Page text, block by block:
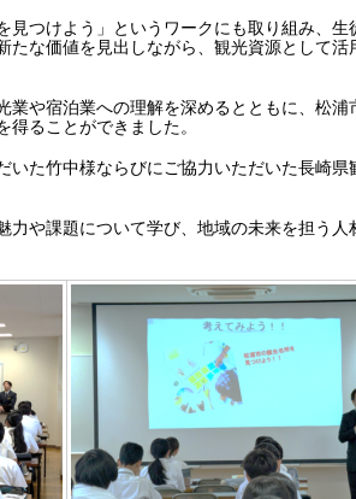
つけよう」というワークにも取り組み、生
たな価値を見出しながら、観光資源として活
や宿泊業への理解を深めるとともに、松浦
ることができました。
た竹中様ならびにご協力いただいた長崎県
や課題について学び、地域の未来を担う人